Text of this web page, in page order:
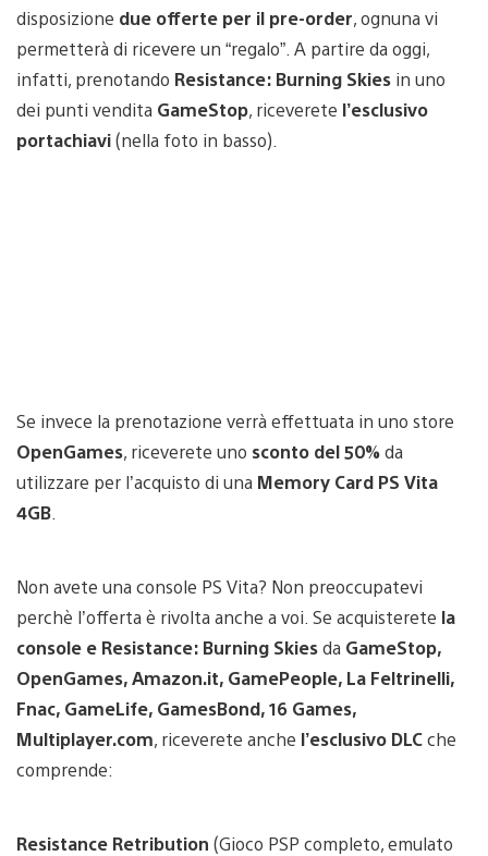
disposizione due offerte per il pre-order, ognuna vi
permetterà di ricevere un “regalo”. A partire da oggi,
infatti, prenotando Resistance: Burning Skies in uno
dei punti vendita GameStop, riceverete l’esclusivo
portachiavi(nella foto in basso).
Se invece la prenotazione verrà effettuata in uno store
OpenGames, riceverete uno sconto del 50%da
utilizzare per l’acquisto di una Memory Card PS Vita
4GB
Non avete una console PS Vita? Non preoccupatevi
perchè l’offerta è rivolta anche a voi. Se acquisterete la
console e Resistance: Burning Skiesda GameStop,
OpenGames, Amazon.it, GamePeople, La Feltrinelli,
Fnac, GameLife, GamesBond, 16 Games,
Multiplayer.com, riceverete anche l’esclusivo DLCche
comprende:
Resistance Retribution (Gioco PSP completo, emulato